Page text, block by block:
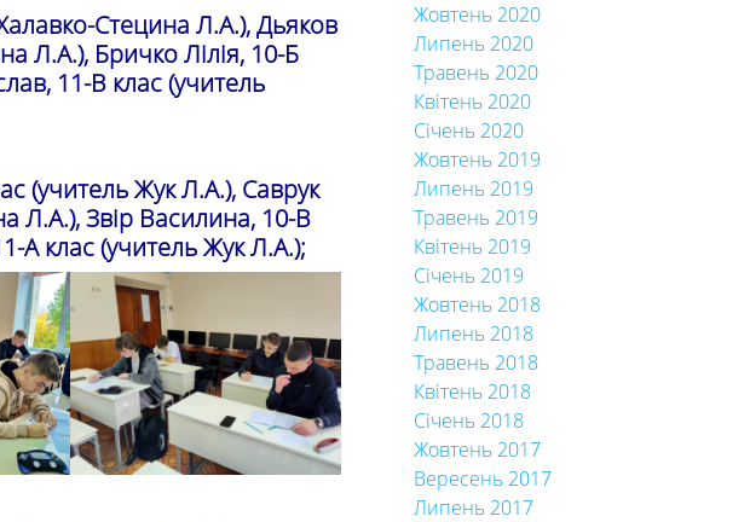
Стецина Л.А.), Дьяков
Л.А.), Бричко Лілія, 10-Б
11-В клас (учитель
(учитель Жук Л.А.), Саврук
Л.А.), Звір Василина, 10-В
А клас (учитель Жук Л.А.);
Жовтень 2020
Липень 2020
Травень 2020
Квітень 2020
Січень 2020
Жовтень 2019
Липень 2019
Травень 2019
Квітень 2019
Січень 2019
Жовтень 2018
Липень 2018
Травень 2018
Квітень 2018
Січень 2018
Жовтень 2017
Вересень 2017
Липень 2017